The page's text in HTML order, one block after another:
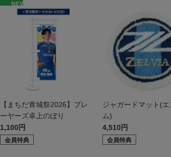
NEW
【まちだ青城祭2026】プレ
ーヤーズ卓上のぼり
1,100円
会員特典
ジャガードマット(エ
ム)
4,510円
会員特典